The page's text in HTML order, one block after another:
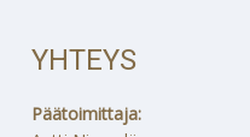
YHTEYS
Päätoimittaja: